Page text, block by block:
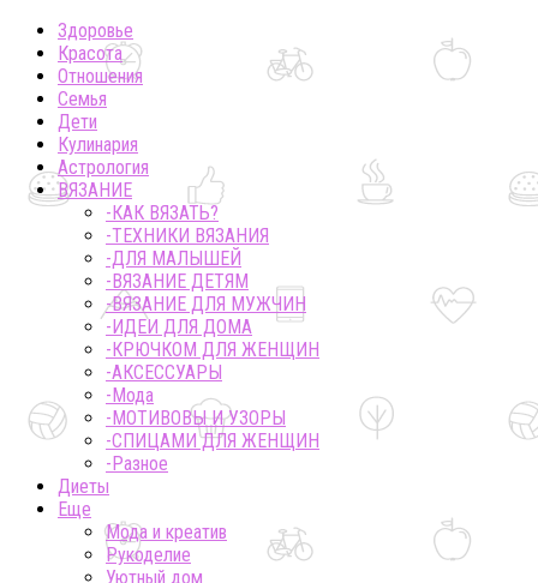
Здоровье
Красота
Отношения
Семья
Дети
Кулинария
Астрология
ВЯЗАНИЕ
-КАК ВЯЗАТЬ?
-ТЕХНИКИ ВЯЗАНИЯ
-ДЛЯ МАЛЫШЕЙ
-ВЯЗАНИЕ ДЕТЯМ
-ВЯЗАНИЕ ДЛЯ МУЖЧИН
-ИДЕИ ДЛЯ ДОМА
-КРЮЧКОМ ДЛЯ ЖЕНЩИН
-AКСЕССУАРЫ
-Мода
-МОТИВОВЫ И УЗОРЫ
-СПИЦАМИ ДЛЯ ЖЕНЩИН
-Разное
Диеты
Еще
Мода и креатив
Рукоделие
Уютный дом